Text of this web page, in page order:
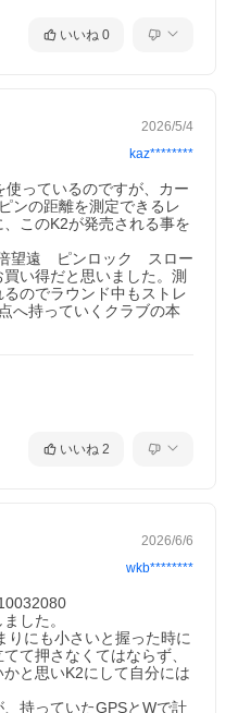
いいね 0
2026/5/4
kaz********
っているのですが、カー
ンの距離を測定できるレ
このK2が発売される事を
望遠　ピンロック　スロー
い得だと思いました。測
のでラウンド中もストレ
へ持っていくクラブの本
いいね 2
2026/6/6
wkb********
した。
りにも小さいと握った時に
て押さなくてはならず、
と思いK2にして自分には
持っていたGPSとWで計